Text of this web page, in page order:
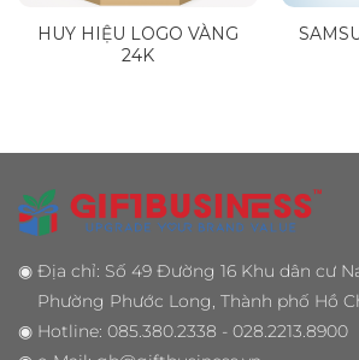
HUY HIỆU LOGO VÀNG
24K
◉ Địa chỉ: Số 49 Đường 16 Khu dân cư
Phường Phước Long, Thành phố Hồ
◉ Hotline: 085.380.2338 - 028.2213.8900